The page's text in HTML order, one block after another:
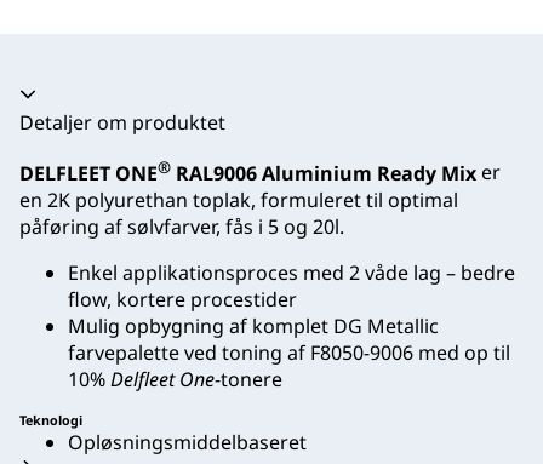
Harmonika kollapset
Detaljer om produktet
DELFLEET ONE® RAL9006 Aluminium Ready Mix er
en 2K polyurethan toplak, formuleret til optimal
påføring af sølvfarver, fås i 5 og 20l.
Enkel applikationsproces med 2 våde lag – bedre
flow, kortere procestider
Mulig opbygning af komplet DG Metallic
farvepalette ved toning af F8050-9006 med op til
10%Delfleet One-tonere
Teknologi
Opløsningsmiddelbaseret